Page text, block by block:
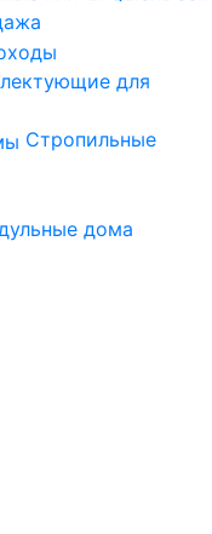
для
Стропильные
дома